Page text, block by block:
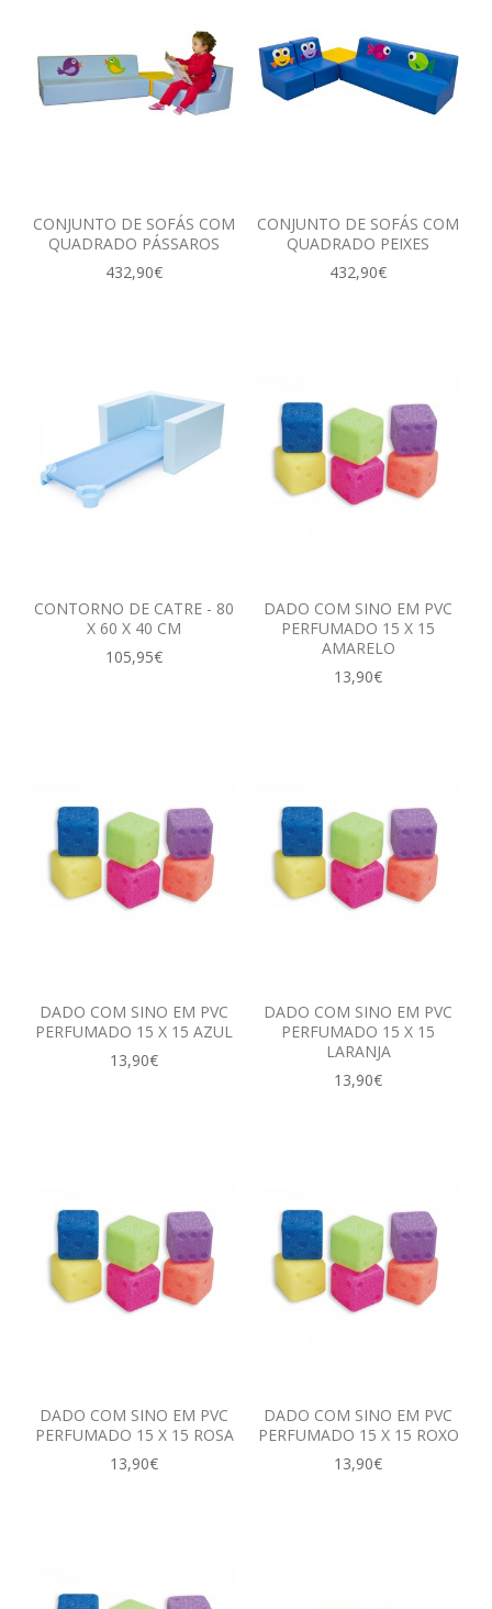
CONJUNTO DE SOFÁS COM
QUADRADO PÁSSAROS
432,90€
CONJUNTO DE SOFÁS COM
QUADRADO PEIXES
432,90€
CONTORNO DE CATRE - 80
X 60 X 40 CM
105,95€
DADO COM SINO EM PVC
PERFUMADO 15 X 15
AMARELO
13,90€
DADO COM SINO EM PVC
PERFUMADO 15 X 15 AZUL
13,90€
DADO COM SINO EM PVC
PERFUMADO 15 X 15
LARANJA
13,90€
DADO COM SINO EM PVC
PERFUMADO 15 X 15 ROSA
13,90€
DADO COM SINO EM PVC
PERFUMADO 15 X 15 ROXO
13,90€